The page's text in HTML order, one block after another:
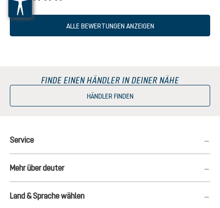
Durchschnittliche Bewertung von 5 von 5 Sternen
ALLE BEWERTUNGEN ANZEIGEN
FINDE EINEN HÄNDLER IN DEINER NÄHE
HÄNDLER FINDEN
Service
Mehr über deuter
Land & Sprache wählen